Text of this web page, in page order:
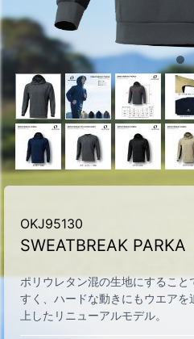
OKJ95130
SWEATBREAK PARKA
ポリウレタン混の生地にするこ
すく、ハードな動きにもウエアを
上したリニューアルモデル。